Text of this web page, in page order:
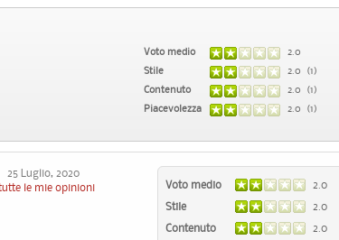
Voto medio
2.0
Stile
2.0 (1)
Contenuto
2.0 (1)
Piacevolezza
2.0 (1)
Voto medio
2.0
Stile
2.0
Contenuto
2.0
25 Luglio, 2020
le mie opinioni